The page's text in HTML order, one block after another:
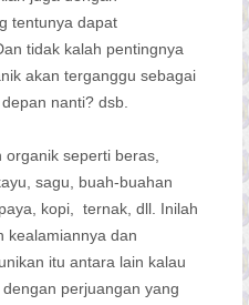
tentunya dapat
tidak kalah pentingnya
akan terganggu sebagai
nanti? dsb.
seperti beras,
sagu, buah-buahan
kopi, ternak, dll. Inilah
kealamiannya dan
itu antara lain kalau
perjuangan yang